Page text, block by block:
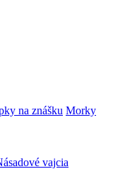
na znášku Morky
vajcia